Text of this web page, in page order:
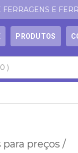
E
PRODUTOS
preços /